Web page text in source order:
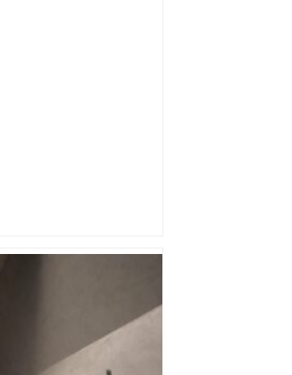
dans les 2 sens